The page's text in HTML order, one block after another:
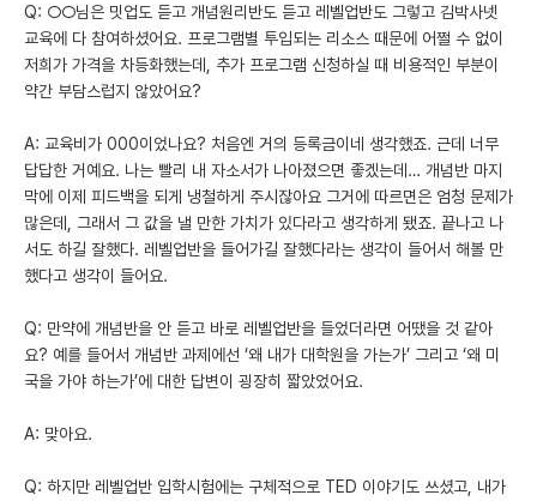
Q: ○○님은 밋업도 듣고 개념원리반도 듣고 레벨업반도 그렇고 김박사넷
교육에 다 참여하셨어요. 프로그램별 투입되는 리소스 때문에 어쩔 수 없이
저희가 가격을 차등화했는데, 추가 프로그램 신청하실 때 비용적인 부분이
약간 부담스럽지 않았어요?
A: 교육비가 000이었나요? 처음엔 거의 등록금이네 생각했죠. 근데 너무
답답한 거예요. 나는 빨리 내 자소서가 나아졌으면 좋겠는데… 개념반 마지
막에 이제 피드백을 되게 냉철하게 주시잖아요 그거에 따르면은 엄청 문제가
많은데, 그래서 그 값을 낼 만한 가치가 있다라고 생각하게 됐죠. 끝나고 나
서도 하길 잘했다. 레벨업반을 들어가길 잘했다라는 생각이 들어서 해볼 만
했다고 생각이 들어요.
Q: 만약에 개념반을 안 듣고 바로 레벨업반을 들었더라면 어땠을 것 같아
요? 예를 들어서 개념반 과제에선 ‘왜 내가 대학원을 가는가’ 그리고 ‘왜 미
국을 가야 하는가’에 대한 답변이 굉장히 짧았었어요.
A: 맞아요.
Q: 하지만 레벨업반 입학시험에는 구체적으로 TED 이야기도 쓰셨고, 내가